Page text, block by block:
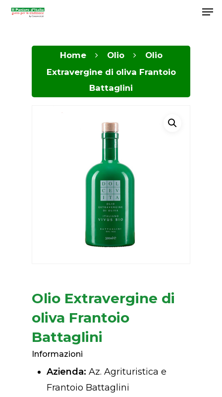
Home Olio
Olio
Extravergine di oliva Frantoio
Battaglini
Olio Extravergine di
oliva Frantoio
Battaglini
Informazioni
Azienda: Az. Agrituristica e
Frantoio Battaglini